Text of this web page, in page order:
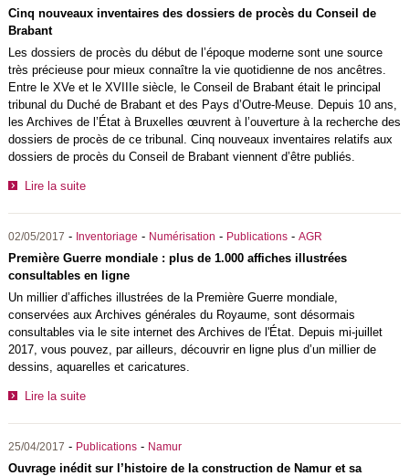
Cinq nouveaux inventaires des dossiers de procès du Conseil de
Brabant
Les dossiers de procès du début de l’époque moderne sont une source
très précieuse pour mieux connaître la vie quotidienne de nos ancêtres.
Entre le XVe et le XVIIIe siècle, le Conseil de Brabant était le principal
tribunal du Duché de Brabant et des Pays d’Outre-Meuse. Depuis 10 ans,
les Archives de l’État à Bruxelles œuvrent à l’ouverture à la recherche des
dossiers de procès de ce tribunal. Cinq nouveaux inventaires relatifs aux
dossiers de procès du Conseil de Brabant viennent d’être publiés.
Lire la suite
02/05/2017 - Inventoriage - Numérisation - Publications- AGR
Première Guerre mondiale : plus de 1.000 affiches illustrées
consultables en ligne
Un millier d’affiches illustrées de la Première Guerre mondiale,
conservées aux Archives générales du Royaume, sont désormais
consultables via le site internet des Archives de l'État. Depuis mi-juillet
2017, vous pouvez, par ailleurs, découvrir en ligne plus d’un millier de
dessins, aquarelles et caricatures.
Lire la suite
25/04/2017 - Publications- Namur
Ouvrage inédit sur l’histoire de la construction de Namur et sa